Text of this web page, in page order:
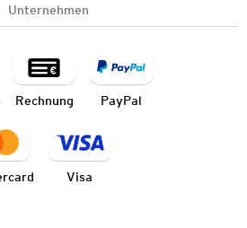
Unternehmen
Rechnung PayPal
Visa